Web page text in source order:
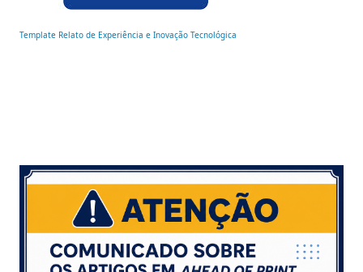
Template Relato de Experiência e Inovação Tecnológica